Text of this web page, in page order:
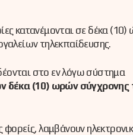
κατανέμονται σε δέκα (10)
τηλεκπαίδευσης.
στο εν λόγω σύστημα
δέκα (10) ωρών σύγχρονης
λαμβάνουν